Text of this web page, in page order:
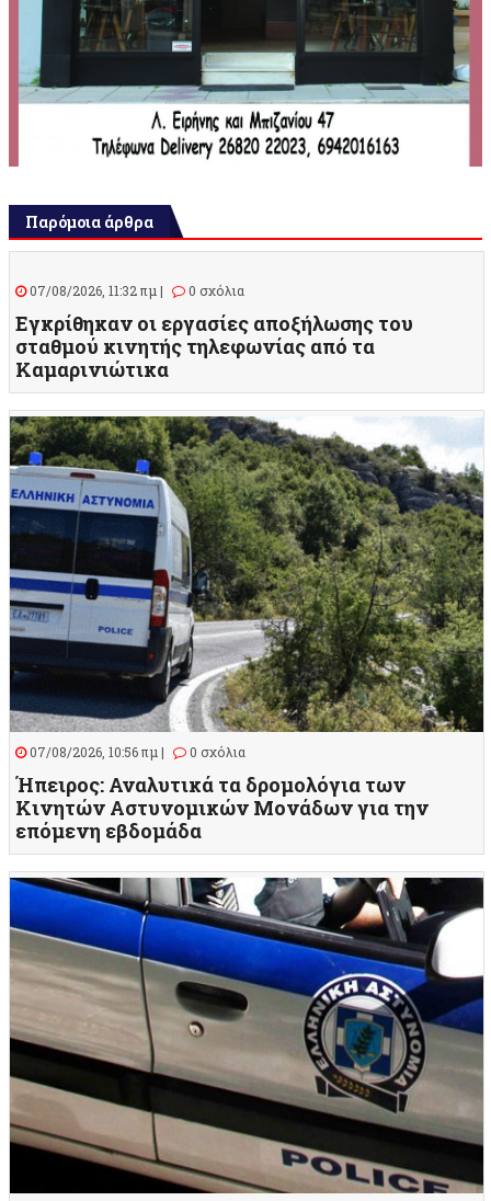
Παρόμοια άρθρα
07/08/2026, 11:32 πμ | 0 σχόλια
Εγκρίθηκαν οι εργασίες αποξήλωσης του
σταθμού κινητής τηλεφωνίας από τα
Καμαρινιώτικα
07/08/2026, 10:56 πμ | 0 σχόλια
Ήπειρος: Αναλυτικά τα δρομολόγια των
Κινητών Αστυνομικών Μονάδων για την
επόμενη εβδομάδα